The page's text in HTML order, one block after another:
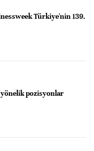
Türkiye'nin 139.
yönelik pozisyonlar